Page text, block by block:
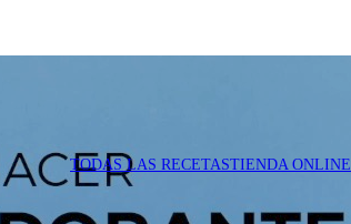
TODAS LAS RECETASTIENDA ONLINE